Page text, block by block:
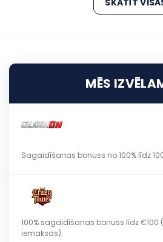
MĒS
Sagaidīšanas bonuss no 100% līdz 100
100% sagaidīšanas bonuss līdz €100
iemaksas)